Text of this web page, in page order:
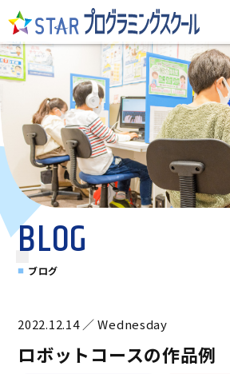
BLOG
ブログ
2022.12.14 ／ Wednesday
ロボットコースの作品例